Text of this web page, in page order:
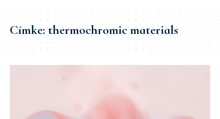
Címke:thermochromic materials